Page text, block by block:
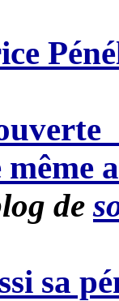
même
de
sa